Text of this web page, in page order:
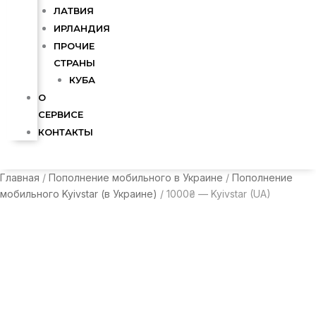
ЛАТВИЯ
ИРЛАНДИЯ
ПРОЧИЕ
СТРАНЫ
КУБА
О
СЕРВИСЕ
КОНТАКТЫ
Главная / Пополнение мобильного в Украине / Пополнение
мобильного Kyivstar (в Украине) / 1000₴ — Kyivstar (UA)